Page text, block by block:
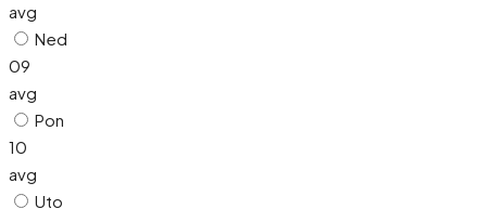
avg
Ned
09
avg
Pon
10
avg
Uto